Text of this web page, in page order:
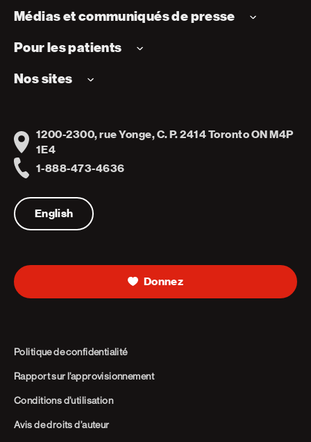
Médias et communiqués de presse
Pour les patients
Nos sites
Address
1200-2300, rue Yonge, C. P. 2414 Toronto ON M4P
1E4
1-888-473-4636
English
Donnez
Politique de confidentialité
Rapport sur l’approvisionnement
Conditions d’utilisation
Avis de droits d’auteur